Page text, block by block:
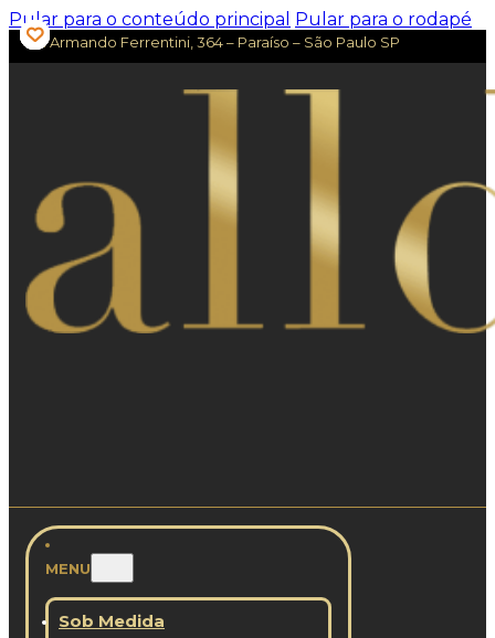
Pular para o conteúdo principal Pular para o rodapé
Av. Armando Ferrentini, 364 – Paraíso – São Paulo SP
MENU
Sob Medida